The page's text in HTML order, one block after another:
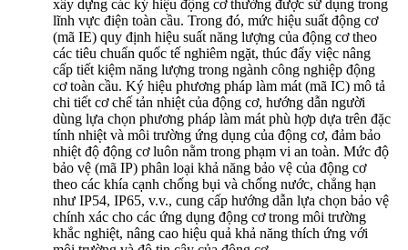
xây dựng các ký hiệu động cơ thường được sử dụng trong
lĩnh vực điện toàn cầu. Trong đó, mức hiệu suất động cơ
(mã IE) quy định hiệu suất năng lượng của động cơ theo
các tiêu chuẩn quốc tế nghiêm ngặt, thúc đẩy việc nâng
cấp tiết kiệm năng lượng trong ngành công nghiệp động
cơ toàn cầu. Ký hiệu phương pháp làm mát (mã IC) mô tả
chi tiết cơ chế tản nhiệt của động cơ, hướng dẫn người
dùng lựa chọn phương pháp làm mát phù hợp dựa trên đặc
tính nhiệt và môi trường ứng dụng của động cơ, đảm bảo
nhiệt độ động cơ luôn nằm trong phạm vi an toàn. Mức độ
bảo vệ (mã IP) phân loại khả năng bảo vệ của động cơ
theo các khía cạnh chống bụi và chống nước, chẳng hạn
như IP54, IP65, v.v., cung cấp hướng dẫn lựa chọn bảo vệ
chính xác cho các ứng dụng động cơ trong môi trường
khắc nghiệt, nâng cao hiệu quả khả năng thích ứng với